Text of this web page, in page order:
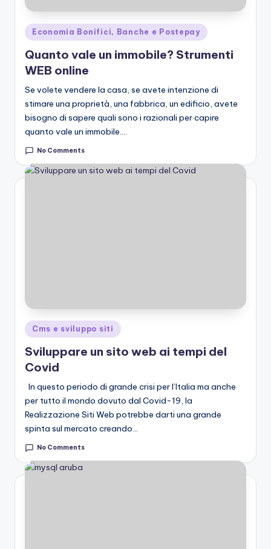
Posted
in
Economia Bonifici, Banche e Postepay
Quanto vale un immobile? Strumenti
WEB online
Se volete vendere la casa, se avete intenzione di
stimare una proprietà, una fabbrica, un edificio, avete
bisogno di sapere quali sono i razionali per capire
quanto vale un immobile.…
No Comments
Posted
in
Cms e sviluppo siti
Sviluppare un sito web ai tempi del
Covid
In questo periodo di grande crisi per l’Italia ma anche
per tutto il mondo dovuto dal Covid-19, la
Realizzazione Siti Web potrebbe darti una grande
spinta sul mercato creando…
No Comments